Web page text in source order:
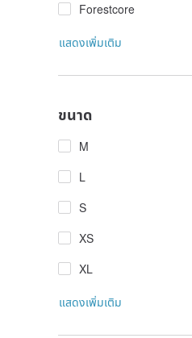
Forestcore
แสดงเพิ่มเติม
ขนาด
M
L
S
XS
XL
แสดงเพิ่มเติม